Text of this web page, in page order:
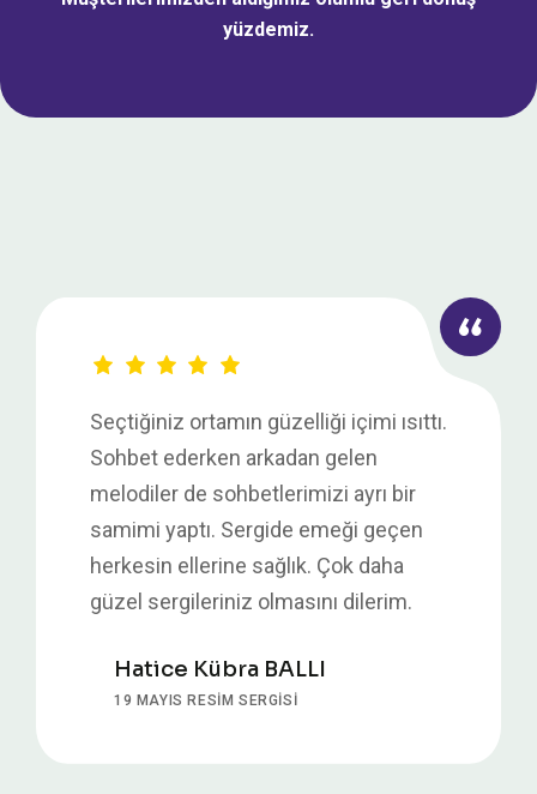
yüzdemiz.
Seçtiğiniz ortamın güzelliği içimi ısıttı.
Sohbet ederken arkadan gelen
melodiler de sohbetlerimizi ayrı bir
samimi yaptı. Sergide emeği geçen
herkesin ellerine sağlık. Çok daha
güzel sergileriniz olmasını dilerim.
Hatice Kübra BALLI
19 MAYIS RESIM SERGISI